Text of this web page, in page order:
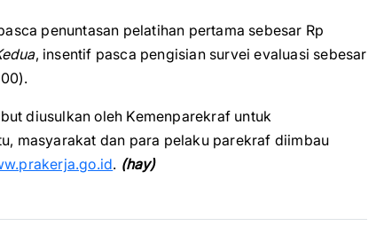
penuntasan pelatihan pertama sebesar Rp
, insentif pasca pengisian survei evaluasi sebesar
diusulkan oleh Kemenparekraf untuk
masyarakat dan para pelaku parekraf diimbau
. (hay)